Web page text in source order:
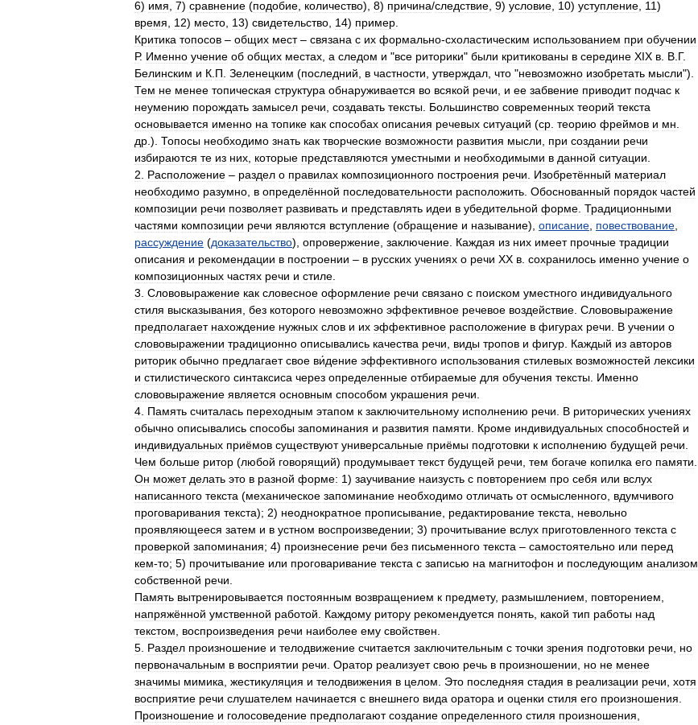
6) имя 7) сравнение (подобие количество), 8) причина/следствие 9) условие 10) уступление 11)
время
12) место 13) свидетельство 14) пример
Критика топосов – общих мест– связана с их формально-схоластическим использованием при обучении
Р. Именно учение об общих местах а следом и "все риторики" были критикованы в середине XIX в В Г.
Белинским и К П Зеленецким (последний в частности утверждал что "невозможно изобретать мысли").
Тем не менее топическая структура обнаруживается во всякой речи и ее забвение приводит подчас к
неумению порождать замысел речи создавать тексты Большинство современных теорий текста
основывается именно на топике как способах описания речевых ситуаций (ср теорию фреймов и мн
др .). Топосы необходимо знать как творческие возможности развития мысли при создании речи
избираются те из них которые представляются уместными и необходимыми в данной ситуации
2
Расположение – раздел о правилах композиционного построения речи Изобретённый материал
необходимо разумно в определённой последовательности расположить Обоснованный порядок частей
композиции речи позволяет развивать и представлять идеи в убедительной форме Традиционными
частями композиции речи являются вступление (обращение и называние), описание повествование
рассуждение (доказательство), опровержение заключение Каждая из них имеет прочные традиции
описания и рекомендации в построении – в русских учениях о речи ХХ в сохранилось именно учение о
композиционных частях речи и стиле
3 Слововыражение как словесное оформление речи связано с поиском уместного индивидуального
стиля высказывания без которого невозможно эффективное речевое воздействие Слововыражение
предполагает нахождение нужных слов и их эффективное расположение в фигурах речи В учении о
слововыражении традиционно описывались качества речи виды тропов и фигур Каждый из авторов
риторик обычно предлагает свое ви́дение эффективного использования стилевых возможностей лексики
и стилистического синтаксиса через определенные отбираемые для обучения тексты Именно
слововыражение является основным способом украшения речи
4 Память считалась переходным этапом к заключительному исполнению речи В риторических учениях
обычно описывались способы запоминания и развития памяти Кроме индивидуальных способностей и
индивидуальных приёмов существуют универсальные приёмы подготовки к исполнению будущей речи
Чем больше ритор (любой говорящий) продумывает текст будущей речи тем богаче копилка его памяти
Он может делать это в разной форме: 1) заучивание наизусть с повторением про себя или вслух
написанного текста (механическое запоминание необходимо отличать от осмысленного вдумчивого
проговаривания текста); 2) неоднократное прописывание редактирование текста
невольно
проявляющееся затем и в устном воспроизведении; 3) прочитывание вслух приготовленного текста с
проверкой запоминания; 4) произнесение речи без письменного текста – самостоятельно или перед
кем-то; 5) прочитывание или проговаривание текста с записью на магнитофон и последующим анализом
собственной речи
Память вытренировывается постоянным возвращением к предмету, размышлением повторением
напряжённой умственной работой Каждому ритору рекомендуется понять какой тип работы над
текстом
воспроизведения речи наиболее ему свойствен
5 Раздел произношение и телодвижение считается заключительным с точки зрения подготовки речи
но
первоначальным в восприятии речи Оратор реализует свою речь в произношении но не менее
значимы мимика жестикуляция и телодвижения в целом Это последняя стадия в реализации речи хотя
восприятие речи слушателем начинается с внешнего вида оратора и оценки стиля его произношения
Произношение и голосоведение предполагают создание определенного стиля произношения